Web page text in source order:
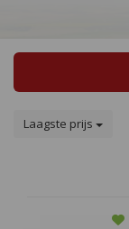
Laagste prijs